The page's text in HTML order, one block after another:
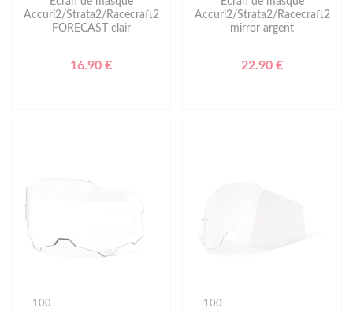
Accuri2/Strata2/Racecraft2
FORECAST clair
16.90 €
Accuri2/Strata2/Racecraft2
mirror argent
22.90 €
100 100